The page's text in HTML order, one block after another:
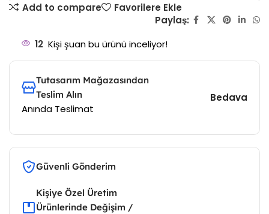
Add to compare
Favorilere Ekle
Paylaş:
12 Kişi şuan bu ürünü inceliyor!
Tutasarım Mağazasından
Teslim Alın
Anında Teslimat
Bedava
Güvenli Gönderim
Kişiye Özel Üretim
Ürünlerinde Değişim /